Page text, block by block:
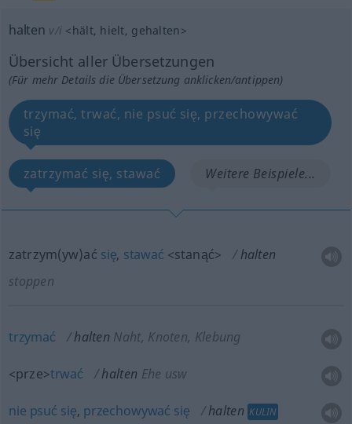
halten v/i <hält, hielt, gehalten>
Übersicht aller Übersetzungen
(Für mehr Details die Übersetzung anklicken/antippen)
trzymać, trwać, nie psuć się, przechowywać
się
zatrzymać się, stawać Weitere Beispiele...
zatrzym(yw)ać się, stawać <stanąć>
halten
stoppen
trzymać halten Naht, Knoten, Klebung
<prze>trwać halten Ehe usw
nie psuć się, przechowywać się halten KULIN